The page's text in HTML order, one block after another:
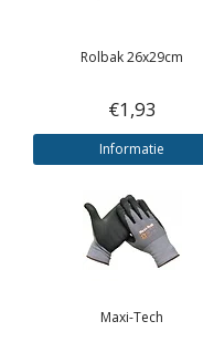
Rolbak 26x29cm
€1,93
Informatie
Maxi-Tech